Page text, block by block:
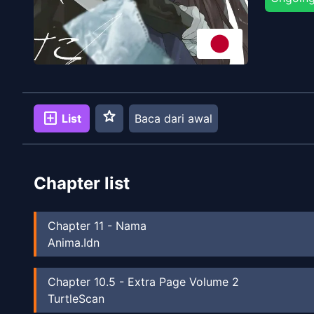
add_box List star Baca dari awal
Chapter list
Chapter 11 - Nama
Anima.Idn
Chapter 10.5 - Extra Page Volume 2
TurtleScan